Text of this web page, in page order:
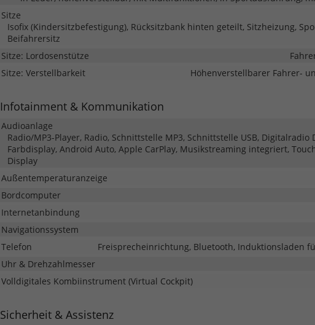
Sitze
Isofix (Kindersitzbefestigung), Rücksitzbank hinten geteilt, Sitzheizung,
Beifahrersitz
Sitze: Lordosenstütze
Sitze: Verstellbarkeit
Höhenverstellbarer Fahrer-
Infotainment & Kommunikation
Audioanlage
Radio/MP3-Player, Radio, Schnittstelle MP3, Schnittstelle USB, Digitalradio
Farbdisplay, Android Auto, Apple CarPlay, Musikstreaming integriert,
Display
Außentemperaturanzeige
Bordcomputer
Internetanbindung
Navigationssystem
Telefon
Freisprecheinrichtung, Bluetooth, Induktionsladen
Uhr & Drehzahlmesser
Volldigitales Kombiinstrument (Virtual Cockpit)
Sicherheit & Assistenz